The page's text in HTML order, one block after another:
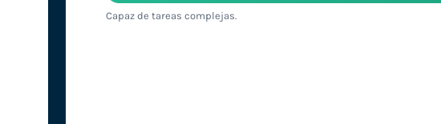
Capaz de tareas complejas.